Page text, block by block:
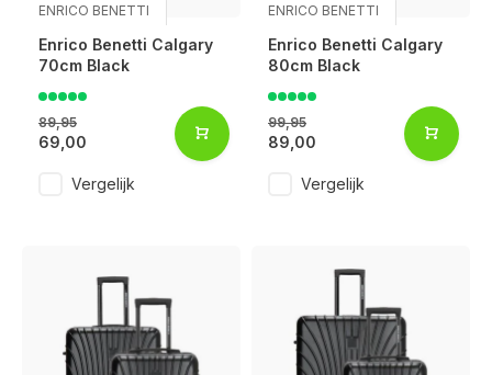
ENRICO BENETTI
Enrico Benetti Calgary
70cm Black
89,95
69,00
Vergelijk
ENRICO BENETTI
Enrico Benetti Calgary
80cm Black
99,95
89,00
Vergelijk